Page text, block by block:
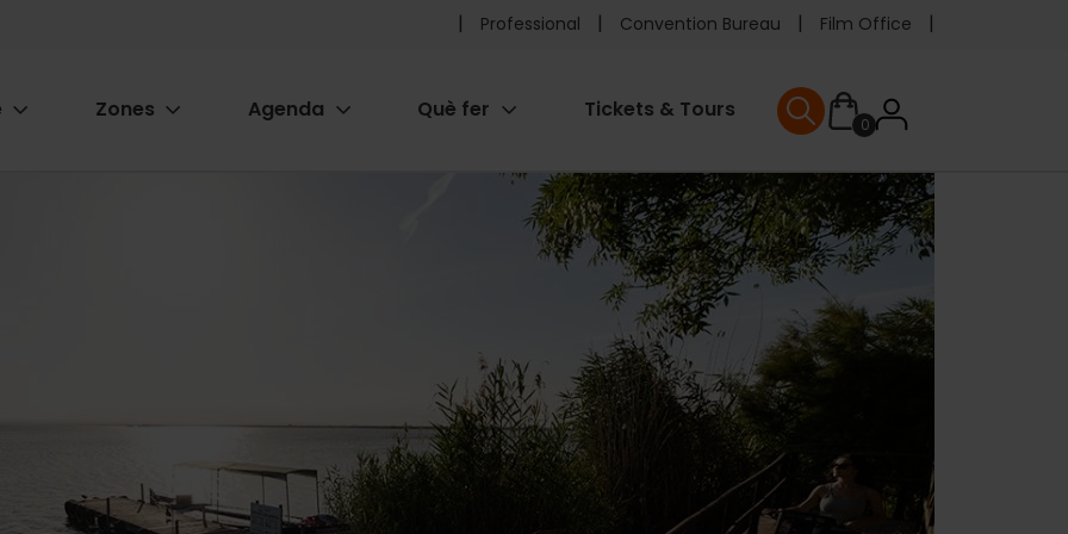
Pre
header
Professional Convention Bureau Film Office
Zones Agenda Què fer Tickets & Tours
0User
menu
User menu